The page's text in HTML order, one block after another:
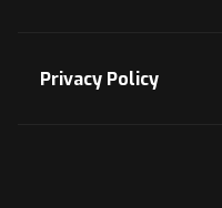
Privacy Policy